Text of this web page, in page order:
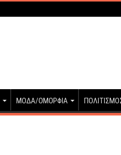
ΜΟΔΑ/ΟΜΟΡΦΙΑ